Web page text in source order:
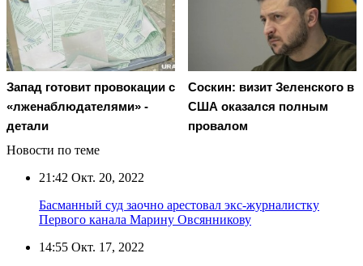
Запад готовит провокации с
«лженаблюдателями» -
детали
Соскин: визит Зеленского в
США оказался полным
провалом
Новости по теме
21:42 Окт. 20, 2022
Басманный суд заочно арестовал экс-журналистку
Первого канала Марину Овсянникову
14:55 Окт. 17, 2022